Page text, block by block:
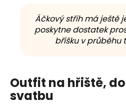
Áčkový střih má ještě
poskytne dostatek
bříšku v průběhu
Outfit na hřiště,
svatbu